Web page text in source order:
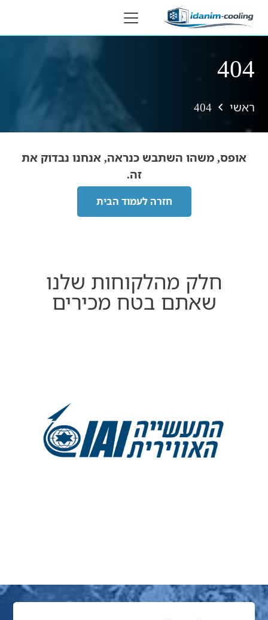
404
ראשי 404
אופס, משהו השתבש כנראה, אנחנו נבדוק את
זה.
חזרה לעמוד הבית
חלק מהלקוחות שלנו
שאתם בטח מכירים